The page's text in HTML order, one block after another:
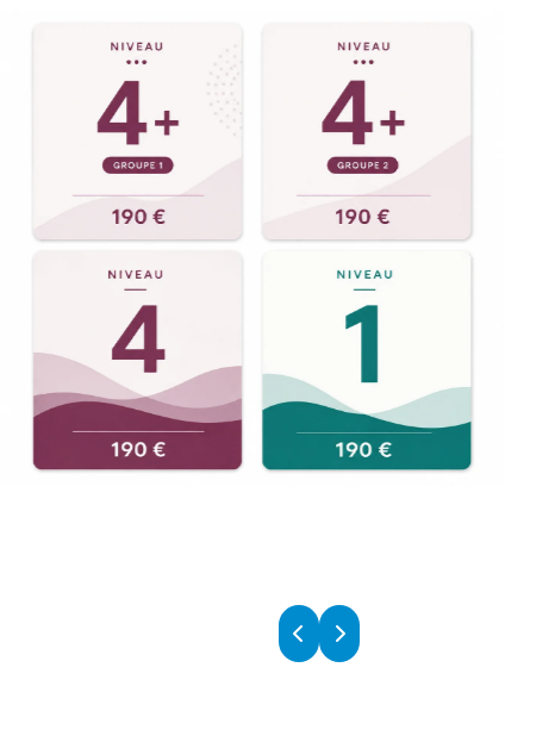
poursuivez votre
conçu pour
connaissances.
plus enrichi et, pour
sont disponibles en
chaque chapitre.
ce troisième tome
renforcer votre maîtrise de la